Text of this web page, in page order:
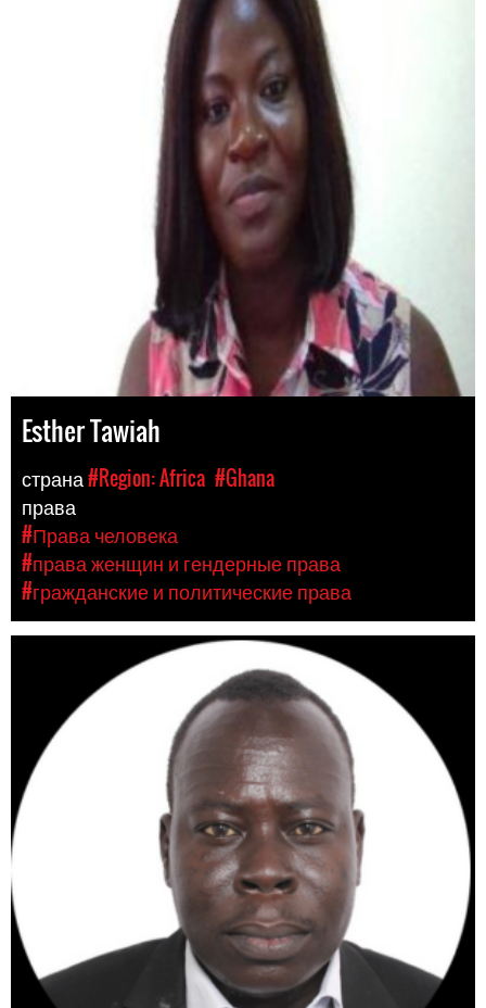
Esther Tawiah
страна#Region: Africa #Ghana
права
#Права человека
#права женщин и гендерные права
#гражданские и политические права